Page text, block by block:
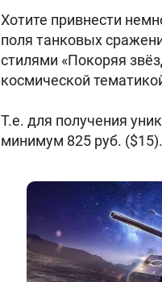
Хотите привнести
поля танковых
стилями «Покоряя
космической
Т.е. для получения
минимум 825 руб. ($15).